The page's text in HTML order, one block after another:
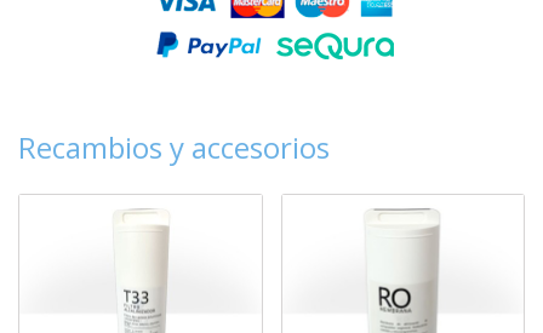
Recambios y accesorios